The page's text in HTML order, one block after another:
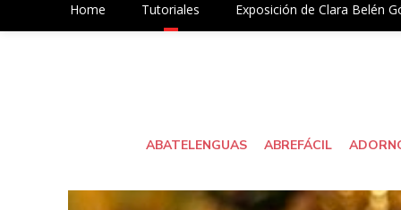
Home Tutoriales Exposición de Clara Belén
ABATELENGUAS ABREFÁCIL